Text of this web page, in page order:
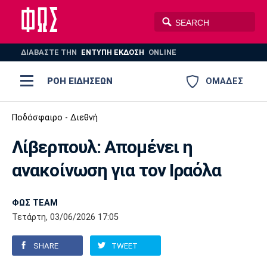
ΔΙΑΒΑΣΤΕ THN ΕΝΤΥΠΗ ΕΚΔΟΣΗ ONLINE
ΟΜΑΔΕΣ
ΡΟΗ ΕΙΔΗΣΕΩΝ
ΠΟΔΟΣΦΑΙΡΟ
ΒΟΛΕΪ ΣΠΟΡ
AUTO-MOTO
Ποδόσφαιρο
Super League 1
Super League 2
Γ Εθνική
Ελλάδα
Μπάσκετ
Ελλάδα
Εθνική
EuroLeague
Ολυμπιακοί Αγώνες
Βόλεϊ
Πόλο
Ολυμπιακός ΑΕΚ ΠΑΟΚ
Παναθηναϊκός Ατρόμητος
Ποδόσφαιρο - Διεθνή
Λίβερπουλ: Aπομένει η
ανακοίνωση για τον Ιραόλα
ΦΩΣ TEAM
Τετάρτη, 03/06/2026 17:05
SHARE TWEET